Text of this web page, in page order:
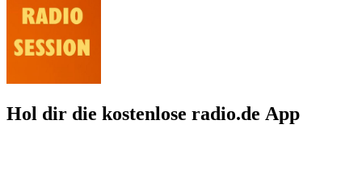
Hol dir die kostenlose radio.de App